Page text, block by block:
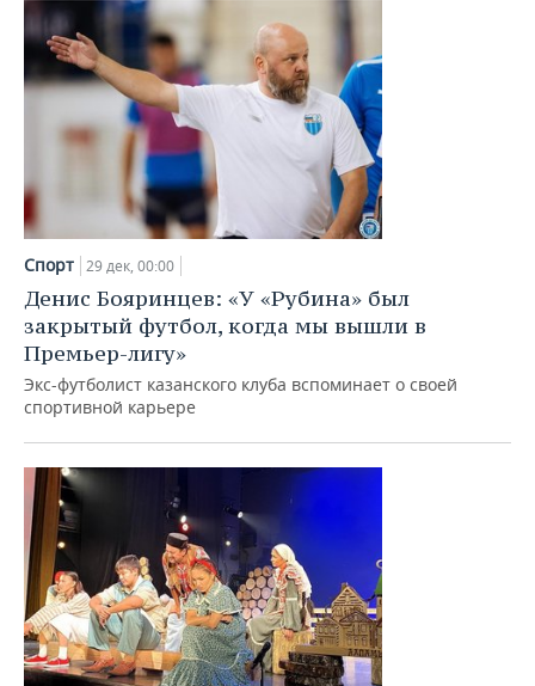
Спорт 29 дек, 00:00
Денис Бояринцев: «У «Рубина» был
закрытый футбол, когда мы вышли в
Премьер-лигу»
Экс-футболист казанского клуба вспоминает о своей
спортивной карьере